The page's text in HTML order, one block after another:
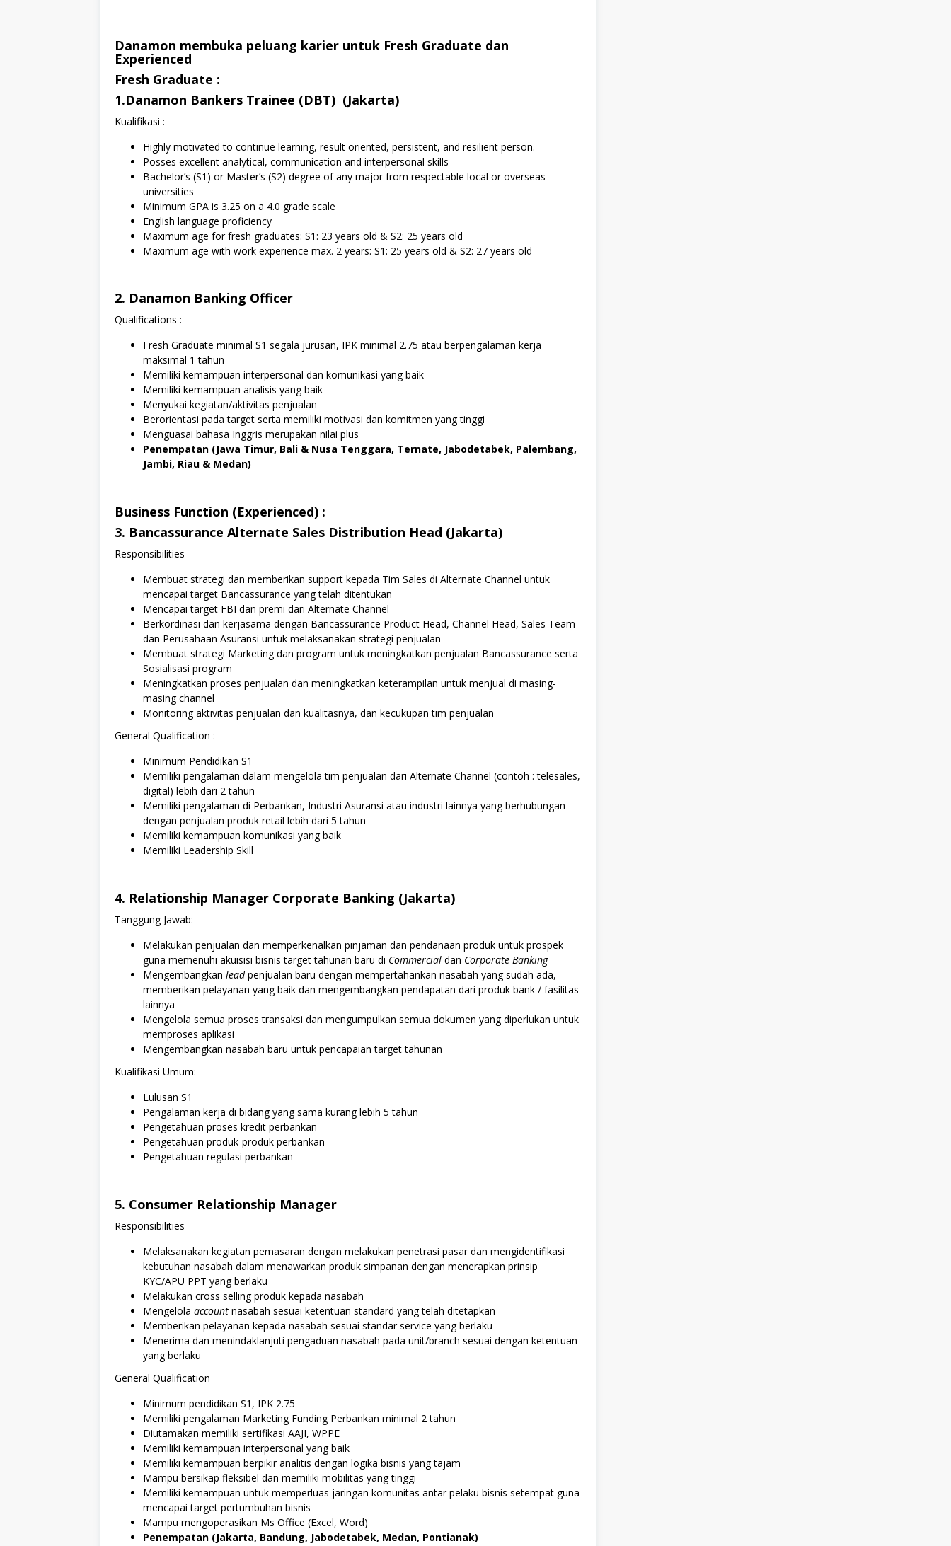
Danamon membuka peluang karier untuk Fresh Graduate dan
Experienced
Fresh Graduate :
1.Danamon Bankers Trainee (DBT) (Jakarta)
Kualifikasi :
Highly motivated to continue learning, result oriented, persistent, and resilient person.
Posses excellent analytical, communication and interpersonal skills
Bachelor’s (S1) or Master’s (S2) degree of any major from respectable local or overseas
universities
Minimum GPA is 3.25 on a 4.0 grade scale
English language proficiency
Maximum age for fresh graduates: S1: 23 years old & S2: 25 years old
Maximum age with work experience max. 2 years: S1: 25 years old & S2: 27 years old
2. Danamon Banking Officer
Qualifications :
Fresh Graduate minimal S1 segala jurusan, IPK minimal 2.75 atau berpengalaman kerja
maksimal 1 tahun
Memiliki kemampuan interpersonal dan komunikasi yang baik
Memiliki kemampuan analisis yang baik
Menyukai kegiatan/aktivitas penjualan
Berorientasi pada target serta memiliki motivasi dan komitmen yang tinggi
Menguasai bahasa Inggris merupakan nilai plus
Penempatan (Jawa Timur, Bali & Nusa Tenggara, Ternate, Jabodetabek, Palembang,
Jambi, Riau & Medan)
Business Function (Experienced) :
3. Bancassurance Alternate Sales Distribution Head (Jakarta)
Responsibilities
Membuat strategi dan memberikan support kepada Tim Sales di Alternate Channel untuk
mencapai target Bancassurance yang telah ditentukan
Mencapai target FBI dan premi dari Alternate Channel
Berkordinasi dan kerjasama dengan Bancassurance Product Head, Channel Head, Sales Team
dan Perusahaan Asuransi untuk melaksanakan strategi penjualan
Membuat strategi Marketing dan program untuk meningkatkan penjualan Bancassurance serta
Sosialisasi program
Meningkatkan proses penjualan dan meningkatkan keterampilan untuk menjual di masing-
masing channel
Monitoring aktivitas penjualan dan kualitasnya, dan kecukupan tim penjualan
General Qualification :
Minimum Pendidikan S1
Memiliki pengalaman dalam mengelola tim penjualan dari Alternate Channel (contoh : telesales,
digital) lebih dari 2 tahun
Memiliki pengalaman di Perbankan, Industri Asuransi atau industri lainnya yang berhubungan
dengan penjualan produk retail lebih dari 5 tahun
Memiliki kemampuan komunikasi yang baik
Memiliki Leadership Skill
4. Relationship Manager Corporate Banking (Jakarta)
Tanggung Jawab:
Melakukan penjualan dan memperkenalkan pinjaman dan pendanaan produk untuk prospek
guna memenuhi akuisisi bisnis target tahunan baru di Commercial dan Corporate Banking
Mengembangkan leadpenjualan baru dengan mempertahankan nasabah yang sudah ada,
memberikan pelayanan yang baik dan mengembangkan pendapatan dari produk bank / fasilitas
lainnya
Mengelola semua proses transaksi dan mengumpulkan semua dokumen yang diperlukan untuk
memproses aplikasi
Mengembangkan nasabah baru untuk pencapaian target tahunan
Kualifikasi Umum:
Lulusan S1
Pengalaman kerja di bidang yang sama kurang lebih 5 tahun
Pengetahuan proses kredit perbankan
Pengetahuan produk-produk perbankan
Pengetahuan regulasi perbankan
5. Consumer Relationship Manager
Responsibilities
Melaksanakan kegiatan pemasaran dengan melakukan penetrasi pasar dan mengidentifikasi
kebutuhan nasabah dalam menawarkan produk simpanan dengan menerapkan prinsip
KYC/APU PPT yang berlaku
Melakukan cross selling produk kepada nasabah
Mengelola account nasabah sesuai ketentuan standard yang telah ditetapkan
Memberikan pelayanan kepada nasabah sesuai standar service yang berlaku
Menerima dan menindaklanjuti pengaduan nasabah pada unit/branch sesuai dengan ketentuan
yang berlaku
General Qualification
Minimum pendidikan S1, IPK 2.75
Memiliki pengalaman Marketing Funding Perbankan minimal 2 tahun
Diutamakan memiliki sertifikasi AAJI, WPPE
Memiliki kemampuan interpersonal yang baik
Memiliki kemampuan berpikir analitis dengan logika bisnis yang tajam
Mampu bersikap fleksibel dan memiliki mobilitas yang tinggi
Memiliki kemampuan untuk memperluas jaringan komunitas antar pelaku bisnis setempat guna
mencapai target pertumbuhan bisnis
Mampu mengoperasikan Ms Office (Excel, Word)
Penempatan (Jakarta, Bandung, Jabodetabek, Medan, Pontianak)